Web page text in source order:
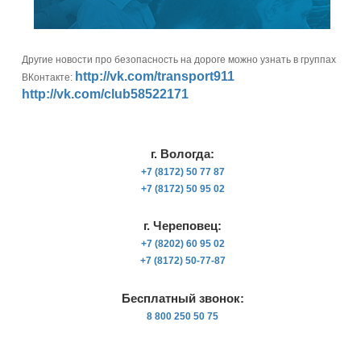
Другие новости про безопасность на дороге можно узнать в группах
ВКонтакте: http://vk.com/transport911
http://vk.com/club58522171
г. Вологда:
+7 (8172) 50 77 87
+7 (8172) 50 95 02
г. Череповец:
+7 (8202) 60 95 02
+7 (8172) 50-77-87
Бесплатный звонок:
8 800 250 50 75